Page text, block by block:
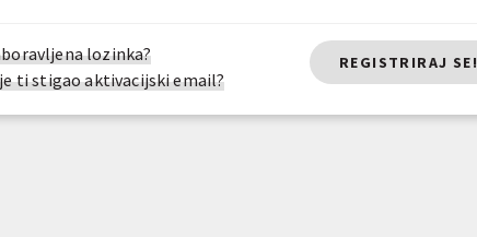
lozinka?
ti stigao aktivacijski email?
REGISTRIRAJ SE!